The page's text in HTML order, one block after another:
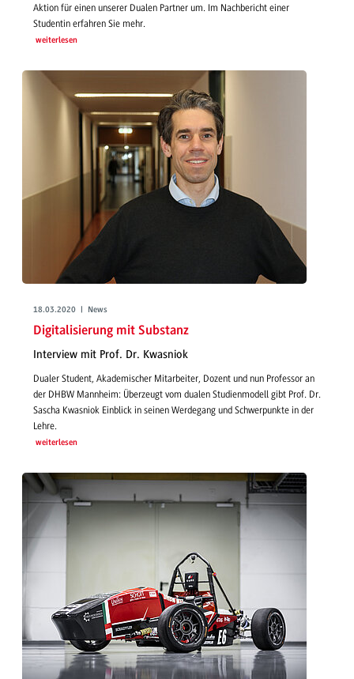
Aktion für einen unserer Dualen Partner um. Im Nachbericht einer
Studentin erfahren Sie mehr.
weiterlesen
18.03.2020 | News
Digitalisierung mit Substanz
Interview mit Prof. Dr. Kwasniok
Dualer Student, Akademischer Mitarbeiter, Dozent und nun Professor an
der DHBW Mannheim: Überzeugt vom dualen Studienmodell gibt Prof. Dr.
Sascha Kwasniok Einblick in seinen Werdegang und Schwerpunkte in der
Lehre.
weiterlesen